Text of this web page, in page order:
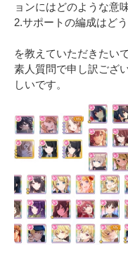
ョンにはどのような意
2.サポートの編成はど
を教えていただきたいで
素人質問で申し訳ござ
しいです。